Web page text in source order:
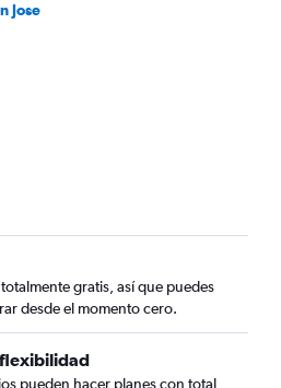
Jose
gratis, así que puedes
desde el momento cero.
flexibilidad
pueden hacer planes con total